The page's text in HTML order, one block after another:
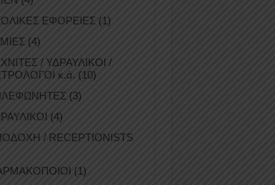
ΕΦΟΡΕΙΕΣ (1)
(4)
/ ΥΔΡΑΥΛΙΚΟΙ /
κ.ά. (10)
(3)
(4)
/ RECEPTIONISTS
(1)